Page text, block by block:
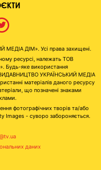
ДІМ». Усі права захищені.
ресурсі, належать ТОВ
яке використання
УКРАЇНСЬКИЙ МЕДІА
матеріалів даного ресурсу
що позначені знаками
фотографічних творів та/або
Images - суворо забороняється.
даних